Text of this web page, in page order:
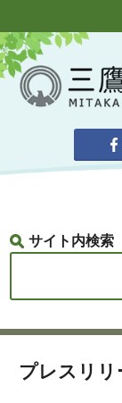
サイト内検索
プレスリリ